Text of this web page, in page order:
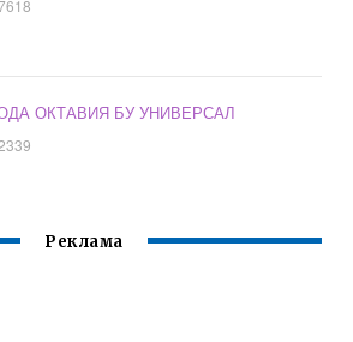
ОКТАВИЯ БУ УНИВЕРСАЛ
Реклама